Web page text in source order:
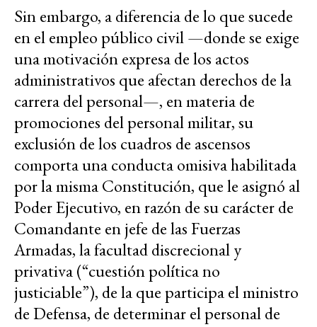
Sin embargo, a diferencia de lo que sucede
en el empleo público civil —donde se exige
una motivación expresa de los actos
administrativos que afectan derechos de la
carrera del personal—, en materia de
promociones del personal militar, su
exclusión de los cuadros de ascensos
comporta una conducta omisiva habilitada
por la misma Constitución, que le asignó al
Poder Ejecutivo, en razón de su carácter de
Comandante en jefe de las Fuerzas
Armadas, la facultad discrecional y
privativa (“cuestión política no
justiciable”), de la que participa el ministro
de Defensa, de determinar el personal de